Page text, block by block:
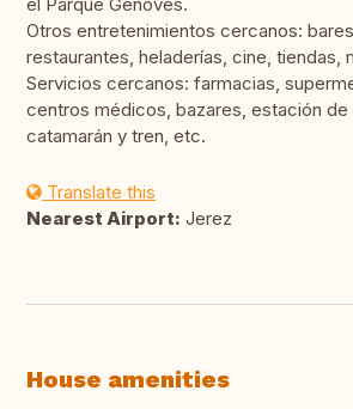
el Parque Genovés.
Otros entretenimientos cercanos:
restaurantes, heladerías, cine, tiendas,
Servicios cercanos: farmacias,
centros médicos, bazares, estación de
catamarán y tren, etc.
Translate this
Nearest Airport: Jerez
House amenities